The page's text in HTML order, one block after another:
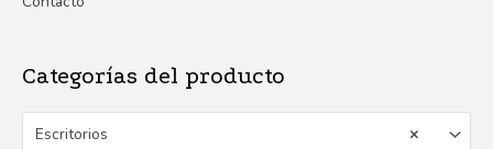
Categorías del producto
×
Escritorios